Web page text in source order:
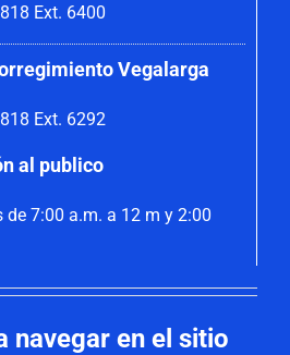
Ext. 6400
Vegalarga
Ext. 6292
al publico
de 7:00 a.m. a 12 m y 2:00
navegar en el sitio